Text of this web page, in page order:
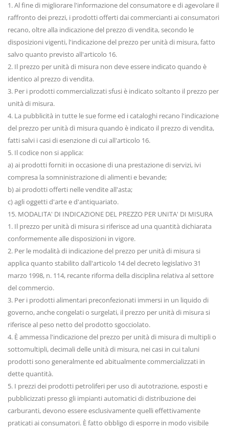
1. Al fine di migliorare l'informazione del consumatore e di agevolare il
raffronto dei prezzi, i prodotti offerti dai commercianti ai consumatori
recano, oltre alla indicazione del prezzo di vendita, secondo le
disposizioni vigenti, l'indicazione del prezzo per unità di misura, fatto
salvo quanto previsto all'articolo 16.
2. Il prezzo per unità di misura non deve essere indicato quando è
identico al prezzo di vendita.
3. Per i prodotti commercializzati sfusi è indicato soltanto il prezzo per
unità di misura.
4. La pubblicità in tutte le sue forme ed i cataloghi recano l'indicazione
del prezzo per unità di misura quando è indicato il prezzo di vendita,
fatti salvi i casi di esenzione di cui all'articolo 16.
5. Il codice non si applica:
a) ai prodotti forniti in occasione di una prestazione di servizi, ivi
compresa la somninistrazione di alimenti e bevande;
b) ai prodotti offerti nelle vendite all'asta;
c) agli oggetti d'arte e d'antiquariato.
15. MODALITA' DI INDICAZIONE DEL PREZZO PER UNITA' DI MISURA
1. Il prezzo per unità di misura si riferisce ad una quantità dichiarata
conformemente alle disposizioni in vigore.
2. Per le modalità di indicazione del prezzo per unità di misura si
applica quanto stabilito dall'articolo 14 del decreto legislativo 31
marzo 1998, n. 114, recante riforma della disciplina relativa al settore
del commercio.
3. Per i prodotti alimentari preconfezionati immersi in un liquido di
governo, anche congelati o surgelati, il prezzo per unità di misura si
riferisce al peso netto del prodotto sgocciolato.
4. È ammessa l'indicazione del prezzo per unità di misura di multipli o
sottomultipli, decimali delle unità di misura, nei casi in cui taluni
prodotti sono generalmente ed abitualmente commercializzati in
dette quantità.
5. I prezzi dei prodotti petroliferi per uso di autotrazione, esposti e
pubblicizzati presso gli impianti automatici di distribuzione dei
carburanti, devono essere esclusivamente quelli effettivamente
praticati ai consumatori. È fatto obbligo di esporre in modo visibile